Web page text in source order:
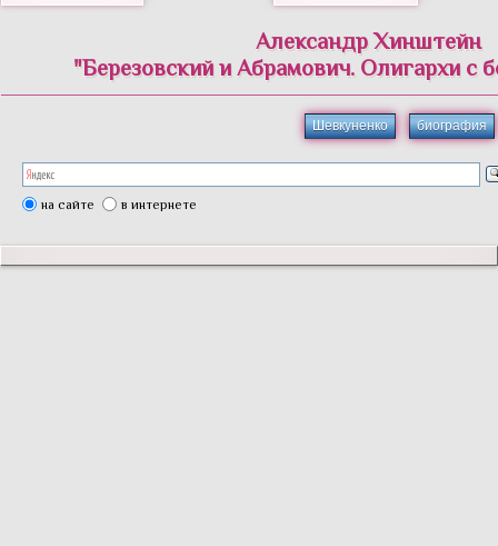
Александр Хинштейн
"Березовский и Абрамович. Олигархи с
Шевкуненко биография
на сайте в интернете